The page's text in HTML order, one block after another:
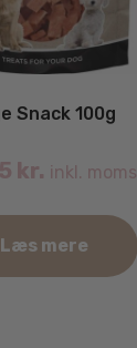
Snack 100g
kr. inkl. moms
Læs mere